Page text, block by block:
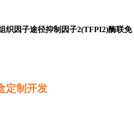
织因子途径抑制因子2(TFPI2)酶联免
定制开发